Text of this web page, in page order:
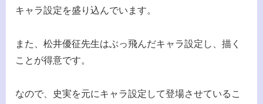
キャラ設定を盛り込んでいます。
また、松井優征先生はぶっ飛んだキャラ設定し、描く
ことが得意です。
なので、史実を元にキャラ設定して登場させているこ